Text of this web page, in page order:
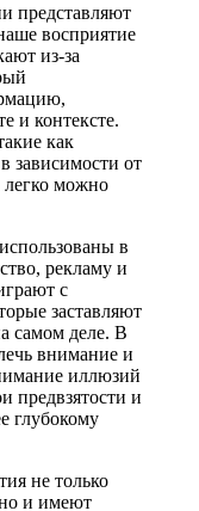
представляют
восприятие
из-за
и контексте.
как
зависимости от
легко можно
в
рекламу и
с
заставляют
самом деле. В
внимание и
иллюзий
предвзятости и
глубокому
не только
и имеют